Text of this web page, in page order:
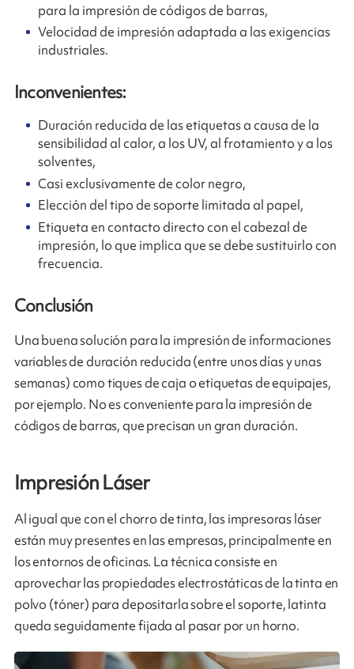
para la impresión de códigos de barras,
Velocidad de impresión adaptada a las exigencias
industriales.
Inconvenientes:
Duración reducida de las etiquetas a causa de la
sensibilidad al calor, a los UV, al frotamiento y a los
solventes,
Casi exclusivamente de color negro,
Elección del tipo de soporte limitada al papel,
Etiqueta en contacto directo con el cabezal de
impresión, lo que implica que se debe sustituirlo con
frecuencia.
Conclusión
Una buena solución para la impresión de informaciones
variables de duración reducida (entre unos días y unas
semanas) como tiques de caja o etiquetas de equipajes,
por ejemplo. No es conveniente para la impresión de
códigos de barras, que precisan un gran duración.
Impresión Láser
Al igual que con el chorro de tinta, las impresoras láser
están muy presentes en las empresas, principalmente en
los entornos de oficinas. La técnica consiste en
aprovechar las propiedades electrostáticas de la tinta en
polvo (tóner) para depositarla sobre el soporte, latinta
queda seguidamente fijada al pasar por un horno.